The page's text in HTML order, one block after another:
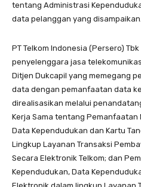
tentang Administrasi
data pelanggan yang disampaikan.
PT Telkom Indonesia (Persero)
penyelenggara jasa
Ditjen Dukcapil yang memegang
data dengan pemanfaatan data
direalisasikan melalui
Kerja Sama tentang Pemanfaatan
Data Kependudukan dan Kartu
Lingkup Layanan Transaksi
Secara Elektronik Telkom; dan
Kependudukan, Data